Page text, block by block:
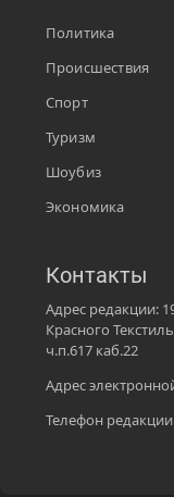
Политика
Происшествия
Спорт
Туризм
Шоубиз
Экономика
Контакты
Адрес редакции:
Красного
ч.п.617 каб.22
Адрес
Телефон